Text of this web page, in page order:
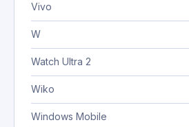
Vivo
W
Watch Ultra 2
Wiko
Windows Mobile